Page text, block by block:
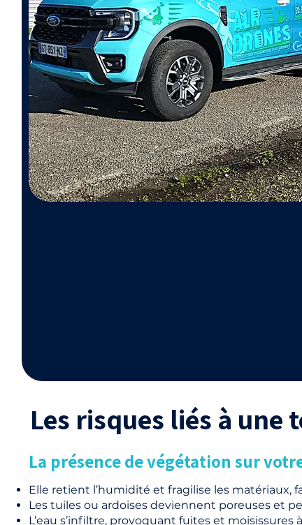
Les risques liés à une
La présence de végétation sur
Elle retient l’humidité et fragilise les matériaux,
Les tuiles ou ardoises deviennent poreuses et
L’eau s’infiltre, provoquant fuites et moisissures